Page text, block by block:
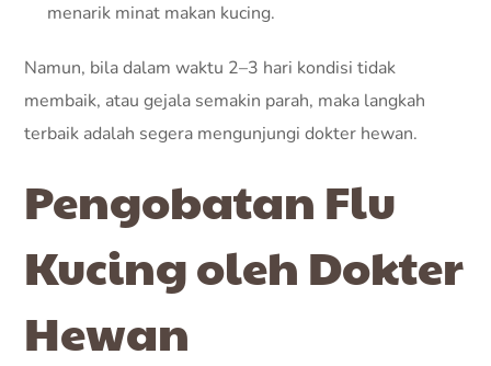
menarik minat makan kucing.
Namun, bila dalam waktu 2–3 hari kondisi tidak
membaik, atau gejala semakin parah, maka langkah
terbaik adalah segera mengunjungi dokter hewan.
Pengobatan Flu
Kucing oleh Dokter
Hewan